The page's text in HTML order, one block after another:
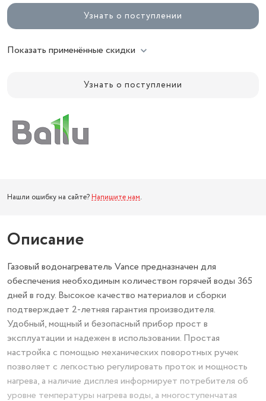
Узнать о поступлении
Показать применённые скидки
Узнать о поступлении
Нашли ошибку на сайте? Напишите нам.
Описание
Газовый водонагреватель Vance предназначен для
обеспечения необходимым количеством горячей воды 365
дней в году. Высокое качество материалов и сборки
подтверждает 2-летняя гарантия производителя.
Удобный, мощный и безопасный прибор прост в
эксплуатации и надежен в использовании. Простая
настройка с помощью механических поворотных ручек
позволяет с легкостью регулировать проток и мощность
нагрева, а наличие дисплея информирует потребителя об
уровне температуры нагрева воды, а многоступенчатая